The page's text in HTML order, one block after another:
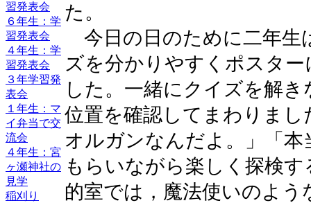
習発表会
６年生：学
習発表会
４年生：学
習発表会
３年学習発
表会
１年生：マ
イ弁当で交
流会
４年生：宮
ヶ瀬神社の
見学
稲刈り
た。
今日の日のために二年生
ズを分かりやすくポスタ
した。一緒にクイズを解
位置を確認してまわりま
オルガンなんだよ。」「
もらいながら楽しく探検
的室では，魔法使いのよ